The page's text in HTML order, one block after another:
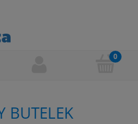
BUTELEK